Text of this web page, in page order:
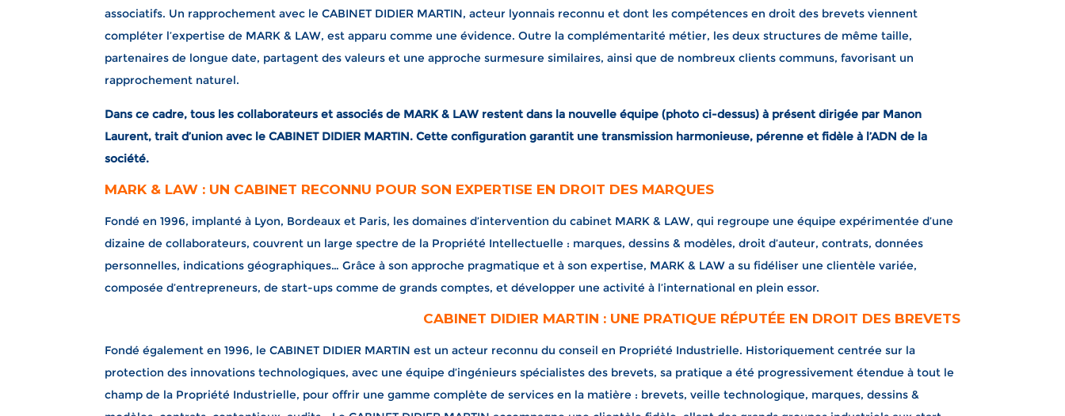
associatifs. Un rapprochement avec le CABINET DIDIER MARTIN, acteur lyonnais reconnu et dont les compétences en droit des brevets viennent
compléter l’expertise de MARK & LAW, est apparu comme une évidence. Outre la complémentarité métier, les deux structures de même taille,
partenaires de longue date, partagent des valeurs et une approche surmesure similaires, ainsi que de nombreux clients communs, favorisant un
rapprochement naturel.
Dans ce cadre, tous les collaborateurs et associés de MARK & LAW restent dans la nouvelle équipe (photo ci-dessus) à présent dirigée par Manon
Laurent, trait d’union avec le CABINET DIDIER MARTIN. Cette configuration garantit une transmission harmonieuse, pérenne et fidèle à l’ADN de la
société.
MARK & LAW : UN CABINET RECONNU POUR SON EXPERTISE EN DROIT DES MARQUES
Fondé en 1996, implanté à Lyon, Bordeaux et Paris, les domaines d’intervention du cabinet MARK & LAW, qui regroupe une équipe expérimentée d’une
dizaine de collaborateurs, couvrent un large spectre de la Propriété Intellectuelle : marques, dessins & modèles, droit d’auteur, contrats, données
personnelles, indications géographiques… Grâce à son approche pragmatique et à son expertise, MARK & LAW a su fidéliser une clientèle variée,
composée d’entrepreneurs, de start-ups comme de grands comptes, et développer une activité à l’international en plein essor.
CABINET DIDIER MARTIN : UNE PRATIQUE RÉPUTÉE EN DROIT DES BREVETS
Fondé également en 1996, le CABINET DIDIER MARTIN est un acteur reconnu du conseil en Propriété Industrielle. Historiquement centrée sur la
protection des innovations technologiques, avec une équipe d’ingénieurs spécialistes des brevets, sa pratique a été progressivement étendue à tout le
champ de la Propriété Industrielle, pour offrir une gamme complète de services en la matière : brevets, veille technologique, marques, dessins &